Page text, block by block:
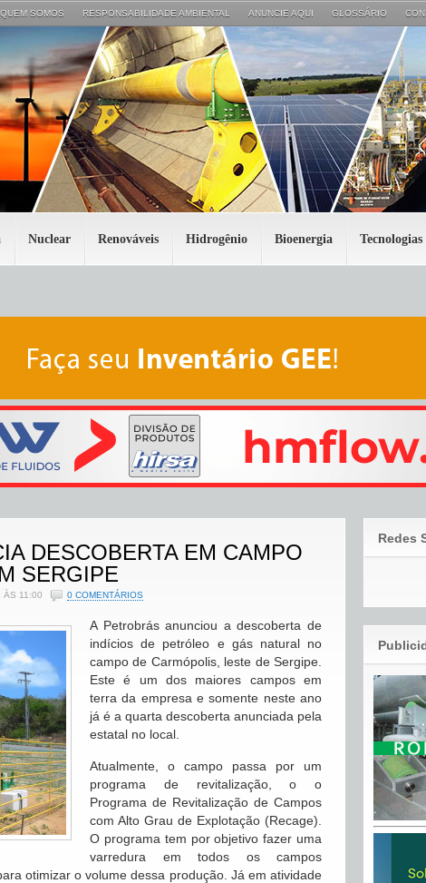
QUEM SOMOS RESPONSABILIDADE AMBIENTAL ANUNCIE AQUI GLOSSÁRIO
Nuclear Renováveis Hidrogênio Bioenergia Tecnologias
DESCOBERTA EM CAMPO
SERGIPE
ÀS 11:00 0 COMENTÁRIOS
A Petrobrás anunciou a descoberta de
indícios de petróleo e gás natural no
campo de Carmópolis, leste de Sergipe.
Este é um dos maiores campos em
terra da empresa e somente neste ano
já é a quarta descoberta anunciada pela
estatal no local.
Atualmente, o campo passa por um
programa de revitalização, o o
Programa de Revitalização de Campos
com Alto Grau de Explotação (Recage).
O programa tem por objetivo fazer uma
varredura em todos os campos
otimizar o volume dessa produção. Já em atividade
Redes